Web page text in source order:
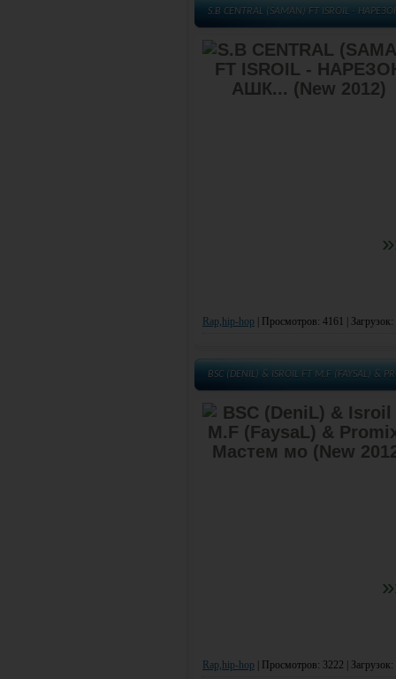
S.B CENTRAL (SAMAN) FT ISROIL -
Rap,hip-hop Просмотров: 4161 |
BSC (DENIL) & ISROIL FT M.F (FAYSAL)
Rap,hip-hop Просмотров: 3222 |